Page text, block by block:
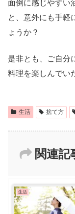
面倒に感じやすい
と、意外にも手軽
ょうか？
是非とも、ご自分
料理を楽しんでい
生活 捨て方
関連記
生活